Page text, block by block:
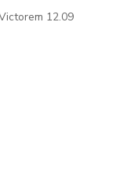
12.09